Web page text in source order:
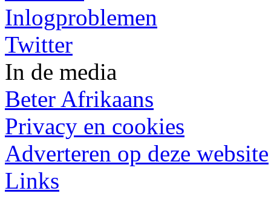
Inlogproblemen
Twitter
In de media
Beter Afrikaans
Privacy en cookies
Adverteren op deze website
Links